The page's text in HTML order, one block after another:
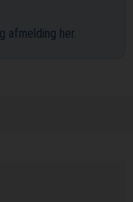
afmelding her.